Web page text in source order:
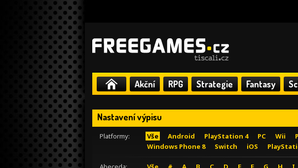
Akční RPG Strategie Fantasy
Nastavení výpisu
Platformy: Vše Android PlayStation 4 PC Wii
Windows Phone 8
Switch iOS